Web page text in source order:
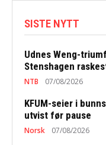
SISTE NYTT
Udnes Weng-
Stenshagen
NTB 07/08/2026
KFUM-seier i
utvist før pause
Norsk 07/08/2026